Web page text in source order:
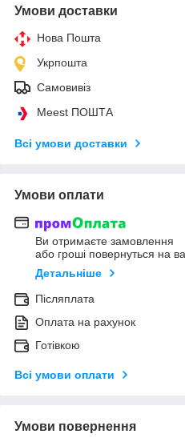
Умови доставки
Нова Пошта
Укрпошта
Самовивіз
Meest ПОШТА
Всі умови доставки
Умови оплати
Ви отримаєте замовлення
або гроші повернуться на
Детальніше
Післяплата
Оплата на рахунок
Готівкою
Всі умови оплати
Умови повернення